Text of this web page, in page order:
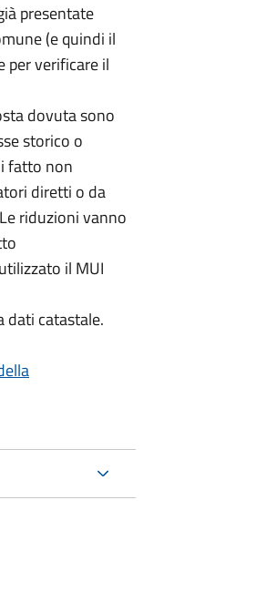
presentate
(e quindi il
per verificare il
dovuta sono
storico o
fatto non
diretti o da
riduzioni vanno
il MUI
dati catastale.